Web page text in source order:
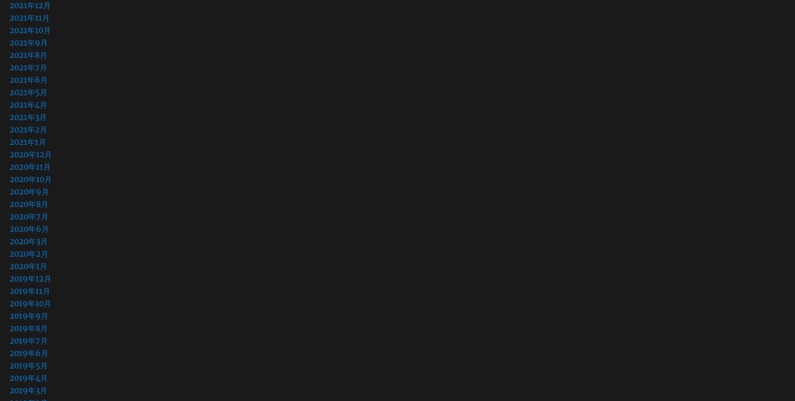
2021年12月
2021年11月
2021年10月
2021年9月
2021年8月
2021年7月
2021年6月
2021年5月
2021年4月
2021年3月
2021年2月
2021年1月
2020年12月
2020年11月
2020年10月
2020年9月
2020年8月
2020年7月
2020年6月
2020年3月
2020年2月
2020年1月
2019年12月
2019年11月
2019年10月
2019年9月
2019年8月
2019年7月
2019年6月
2019年5月
2019年4月
2019年3月